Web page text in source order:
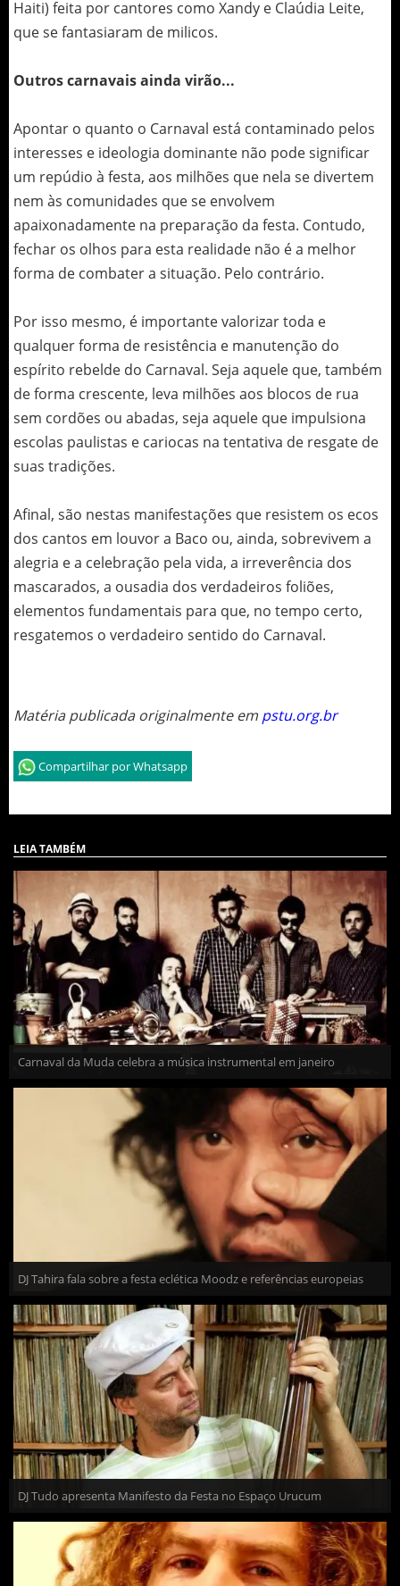
Haiti) feita por cantores como Xandy e Claúdia Leite,
que se fantasiaram de milicos.
Outros carnavais ainda virão...
Apontar o quanto o Carnaval está contaminado pelos
interesses e ideologia dominante não pode significar
um repúdio à festa, aos milhões que nela se divertem
nem às comunidades que se envolvem
apaixonadamente na preparação da festa. Contudo,
fechar os olhos para esta realidade não é a melhor
forma de combater a situação. Pelo contrário.
Por isso mesmo, é importante valorizar toda e
qualquer forma de resistência e manutenção do
espírito rebelde do Carnaval. Seja aquele que, também
de forma crescente, leva milhões aos blocos de rua
sem cordões ou abadas, seja aquele que impulsiona
escolas paulistas e cariocas na tentativa de resgate de
suas tradições.
Afinal, são nestas manifestações que resistem os ecos
dos cantos em louvor a Baco ou, ainda, sobrevivem a
alegria e a celebração pela vida, a irreverência dos
mascarados, a ousadia dos verdadeiros foliões,
elementos fundamentais para que, no tempo certo,
resgatemos o verdadeiro sentido do Carnaval.
Matéria publicada originalmente em pstu.org.br
Compartilhar por Whatsapp
LEIA TAMBÉM
Carnaval da Muda celebra a música instrumental em janeiro
DJ Tahira fala sobre a festa eclética Moodz e referências europeias
DJ Tudo apresenta Manifesto da Festa no Espaço Urucum